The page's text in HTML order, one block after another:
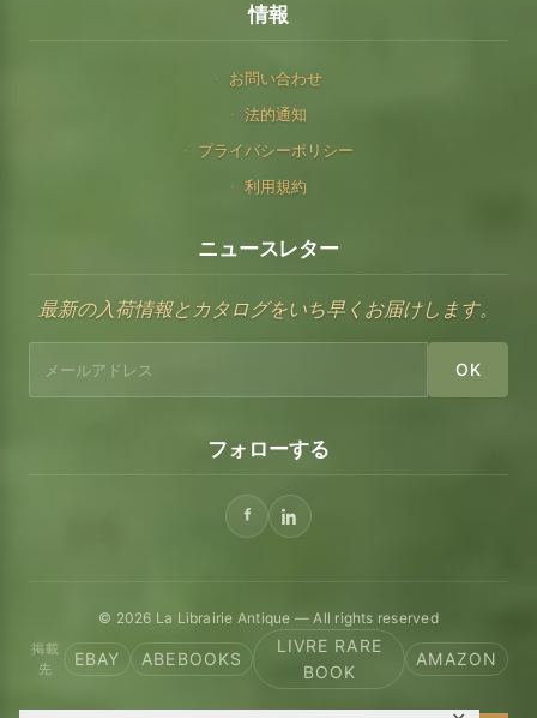
情報
お問い合わせ
法的通知
プライバシーポリシー
利用規約
ニュースレター
最新の入荷情報とカタログをいち早くお届けします。
OK
フォローする
© 2026 La Librairie Antique — All rights reserved
掲載
先
EBAY ABEBOOKS
LIVRE RARE
BOOK
AMAZON